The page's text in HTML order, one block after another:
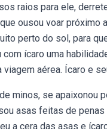
raios para ele,
ousou voar próximo
perto do sol, para
com ícaro uma
aérea. Ícaro e
minos, se apaixonou
asas feitas de
a cera das asas e